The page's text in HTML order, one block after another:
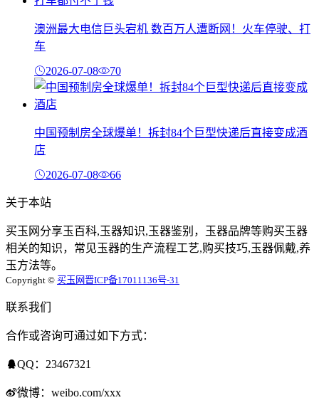
澳洲最大电信巨头宕机 数百万人遭断网！火车停驶、打
车
2026-07-08 70
中国预制房全球爆单！拆封84个巨型快递后直接变成酒
店
2026-07-08 66
关于本站
买玉网分享玉百科,玉器知识,玉器鉴别，玉器品牌等购买玉器
相关的知识，常见玉器的生产流程工艺,购买技巧,玉器佩戴,养
玉方法等。
Copyright © 买玉网晋ICP备17011136号-31
联系我们
合作或咨询可通过如下方式：
QQ：23467321
微博：weibo.com/xxx